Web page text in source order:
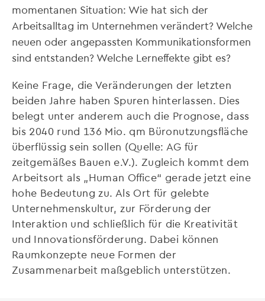
momentanen Situation: Wie hat sich der
Arbeitsalltag im Unternehmen verändert? Welche
neuen oder angepassten Kommunikationsformen
sind entstanden? Welche Lerneffekte gibt es?
Keine Frage, die Veränderungen der letzten
beiden Jahre haben Spuren hinterlassen. Dies
belegt unter anderem auch die Prognose, dass
bis 2040 rund 136 Mio. qm Büronutzungsfläche
überflüssig sein sollen (Quelle: AG für
zeitgemäßes Bauen e.V.). Zugleich kommt dem
Arbeitsort als „Human Office“ gerade jetzt eine
hohe Bedeutung zu. Als Ort für gelebte
Unternehmenskultur, zur Förderung der
Interaktion und schließlich für die Kreativität
und Innovationsförderung. Dabei können
Raumkonzepte neue Formen der
Zusammenarbeit maßgeblich unterstützen.